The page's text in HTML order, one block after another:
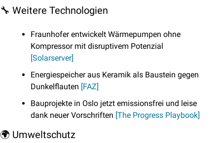
🔧 Weitere Technologien
Fraunhofer entwickelt Wärmepumpen ohne
[Solarserver]
Energiespeicher aus Keramik als Baustein gegen
Dunkelflauten [FAZ]
Bauprojekte in Oslo jetzt emissionsfrei und leise
dank neuer Vorschriften [The Progress Playbook]
🌍 Umweltschutz